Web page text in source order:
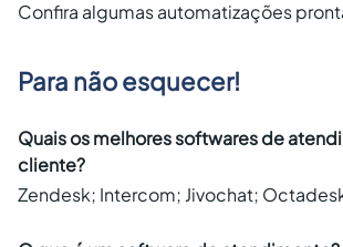
Confira algumas automatizações
Para não esquecer!
Quais os melhores softwares de
cliente?
Zendesk; Intercom; Jivochat;